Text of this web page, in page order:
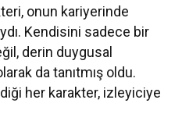
onun kariyerinde
Kendisini sadece bir
derin duygusal
da tanıtmış oldu.
her karakter, izleyiciye